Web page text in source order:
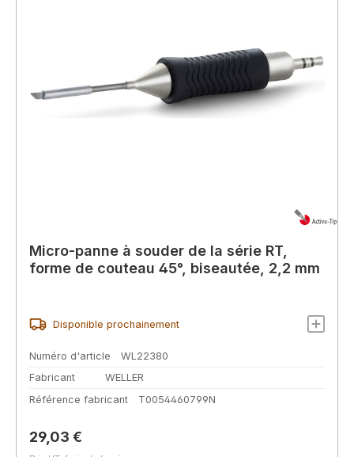
Micro-panne à souder de la série RT,
forme de couteau 45°, biseautée, 2,2 mm
Disponible prochainement
Numéro d'article
WL22380
Fabricant
WELLER
Référence fabricant
T0054460799N
Prix régulier :
29,03 €